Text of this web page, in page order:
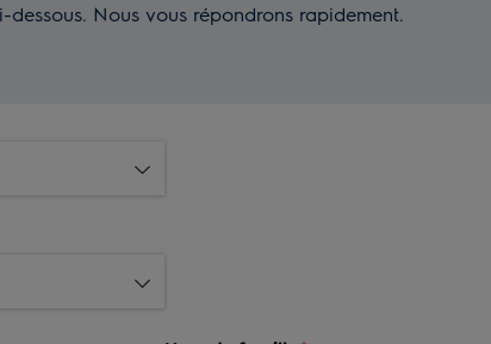
Nous vous répondrons rapidement.